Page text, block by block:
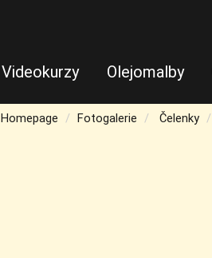
Videokurzy Olejomalby
Homepage Fotogalerie Čelenky